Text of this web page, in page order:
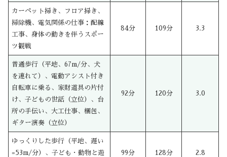
カーペット掃き、フロア掃き、
掃除機、電気関係の仕事：配線
工事、身体の動きを伴うスポー
ツ観戦
84分 109分 3.3
普通歩行（平地、67m/分、犬
を連れて）、電動アシスト付き
自転車に乗る、家財道具の片付
け、子どもの世話（立位）、台
所の手伝い、大工仕事、梱包、
ギター演奏（立位）
92分 120分 3.0
ゆっくりした歩行（平地、遅い
=53m/分）、子ども・動物と遊
99分 128分 2.8